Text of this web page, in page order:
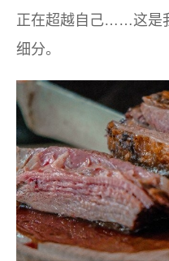
正在超越自己……这是
细分。